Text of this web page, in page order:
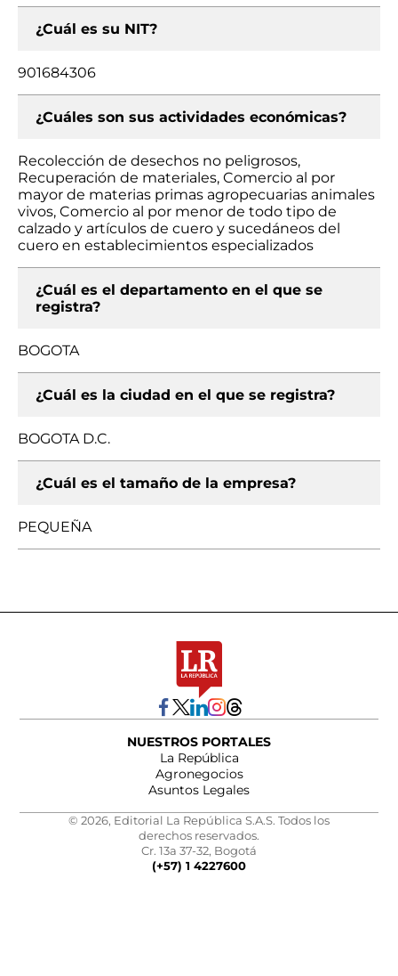
¿Cuál es su NIT?
901684306
¿Cuáles son sus actividades económicas?
Recolección de desechos no peligrosos,
Recuperación de materiales, Comercio al por
mayor de materias primas agropecuarias animales
vivos, Comercio al por menor de todo tipo de
calzado y artículos de cuero y sucedáneos del
cuero en establecimientos especializados
¿Cuál es el departamento en el que se
registra?
BOGOTA
¿Cuál es la ciudad en el que se registra?
BOGOTA D.C.
¿Cuál es el tamaño de la empresa?
PEQUEÑA
NUESTROS PORTALES
La República
Agronegocios
Asuntos Legales
© 2026, Editorial La República S.A.S. Todos los
derechos reservados.
Cr. 13a 37-32, Bogotá
(+57) 1 4227600